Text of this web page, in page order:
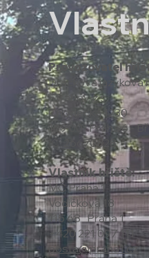
Provozovatel
Dráčkova jazyková
Strahov, z.s.
Chodecká 1230
169 00 Praha 6 -
IČ: 26670828
Vlastník hřiště:
MČ Praha 1
Vodičkova 18
115 68 Praha 1
+420 221 097 111
posta@praha1.cz